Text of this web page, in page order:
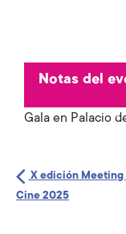
Notas del
Gala en Palacio
X edición Meeting
Cine 2025